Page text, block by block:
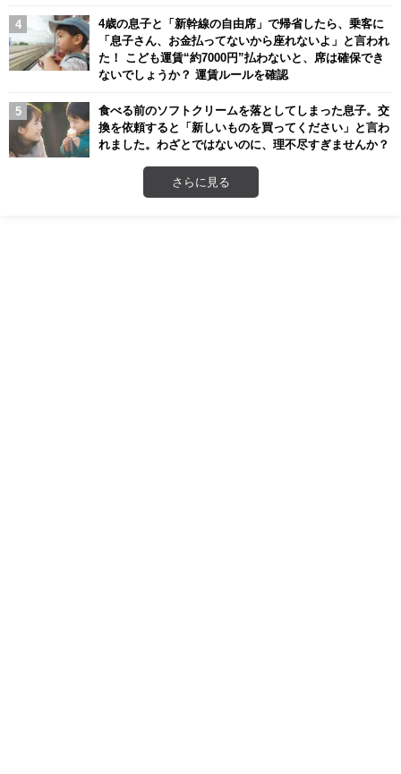
4歳の息子と「新幹線の自由席」で帰省したら、乗客に
「息子さん、お金払ってないから座れないよ」と言われ
た！ こども運賃“約7000円”払わないと、席は確保でき
ないでしょうか？ 運賃ルールを確認
食べる前のソフトクリームを落としてしまった息子。交
換を依頼すると「新しいものを買ってください」と言わ
れました。わざとではないのに、理不尽すぎませんか？
さらに見る